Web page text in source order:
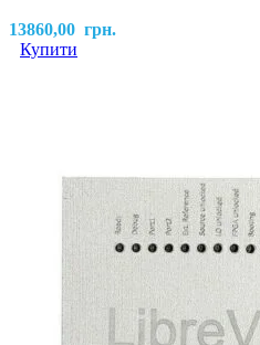
13860,00 грн.
Купити